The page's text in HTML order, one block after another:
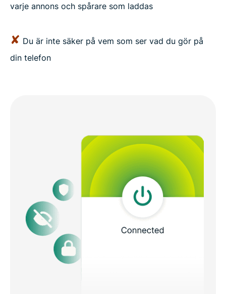
varje annons och spårare som laddas
✘ Du är inte säker på vem som ser vad du gör på
din telefon